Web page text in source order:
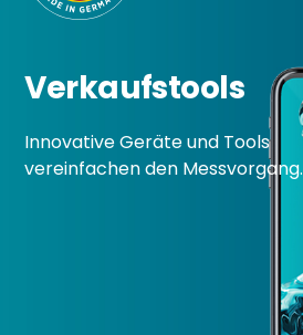
Verkaufstools
Innovative Geräte und Tools
vereinfachen den Messvorgang.